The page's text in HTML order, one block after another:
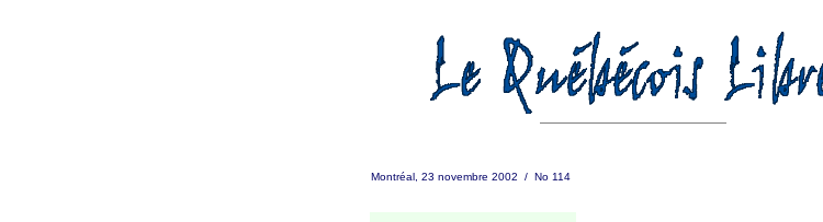
Montréal, 23 novembre 2002 / No 114